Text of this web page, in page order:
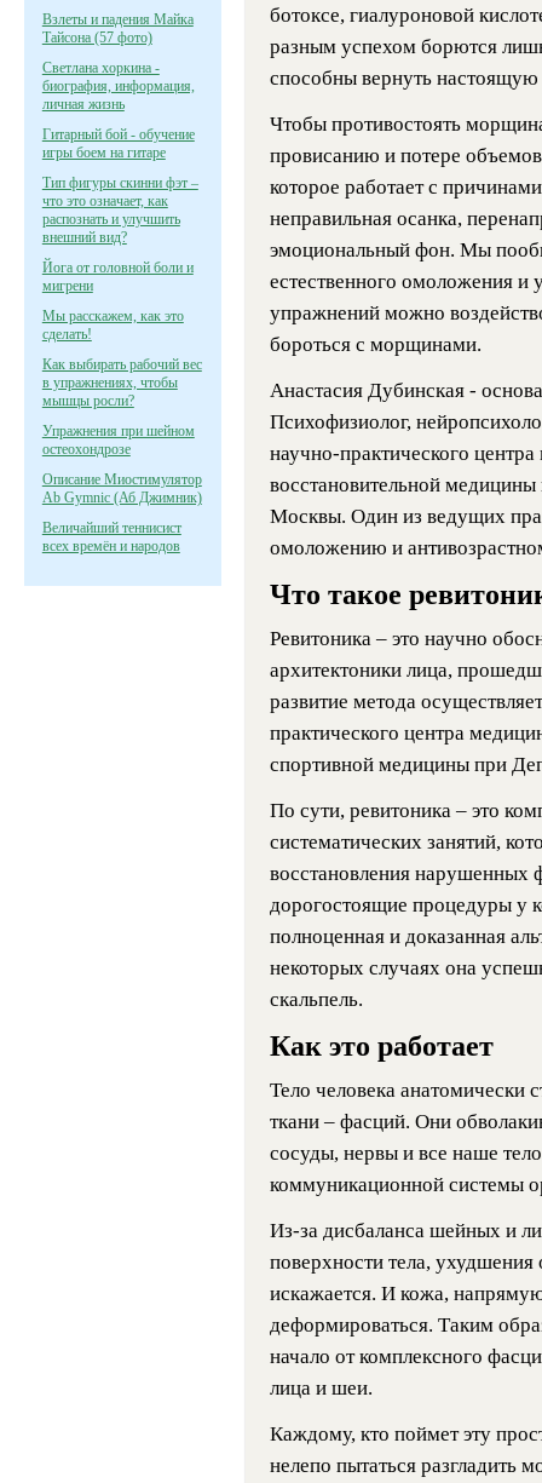
Взлеты и падения Майка
Тайсона (57 фото)
Светлана хоркина -
биография, информация,
личная жизнь
Гитарный бой - обучение
игры боем на гитаре
Тип фигуры скинни фэт –
что это означает, как
распознать и улучшить
внешний вид?
Йога от головной боли и
мигрени
Мы расскажем, как это
сделать!
Как выбирать рабочий вес
в упражнениях, чтобы
мышцы росли?
Упражнения при шейном
остеохондрозе
Описание Миостимулятор
Ab Gymnic (Аб Джимник)
Величайший теннисист
всех времён и народов
ботоксе, гиалуроновой
разным успехом борются
способны вернуть настоящую
Чтобы противостоять
провисанию и потере
которое работает с
неправильная осанка,
эмоциональный фон. Мы
естественного омоложения
упражнений можно
бороться с морщинами.
Анастасия Дубинская -
Психофизиолог,
научно-практического
восстановительной
Москвы. Один из ведущих
омоложению и
Что такое
Ревитоника – это научно
архитектоники лица,
развитие метода
практического центра
спортивной медицины при
По сути, ревитоника – это
систематических занятий,
восстановления нарушенных
дорогостоящие процедуры у
полноценная и доказанная
некоторых случаях она
скальпель.
Как это работает
Тело человека анатомически
ткани – фасций. Они
сосуды, нервы и все наше
коммуникационной системы
Из-за дисбаланса шейных и
поверхности тела,
искажается. И кожа,
деформироваться. Таким
начало от комплексного
лица и шеи.
Каждому, кто поймет эту
нелепо пытаться